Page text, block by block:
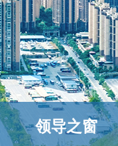
领导之窗